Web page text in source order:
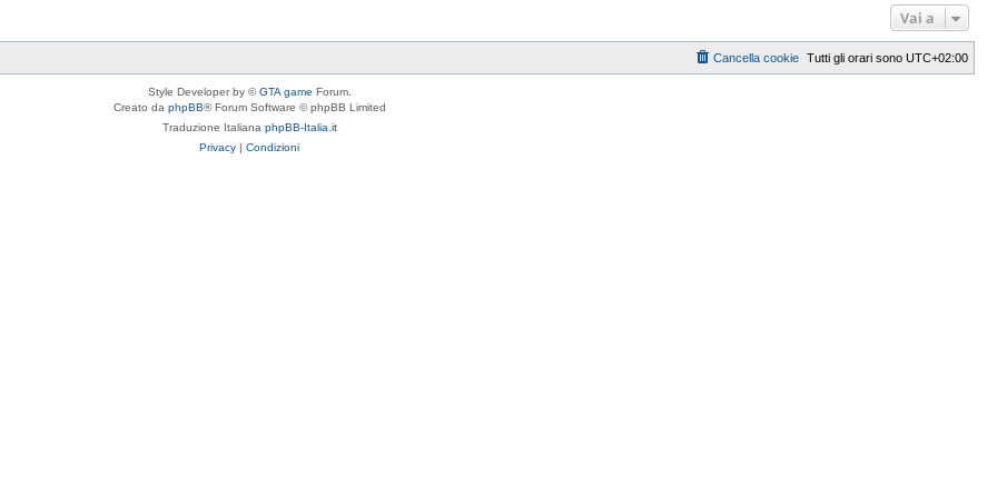
Vai a
Tutti gli orari sono UTC+02:00
Cancella cookie
Style Developer by ©GTA game Forum.
Creato da phpBB® Forum Software © phpBB Limited
Traduzione Italiana phpBB-Italia.it
Privacy | Condizioni